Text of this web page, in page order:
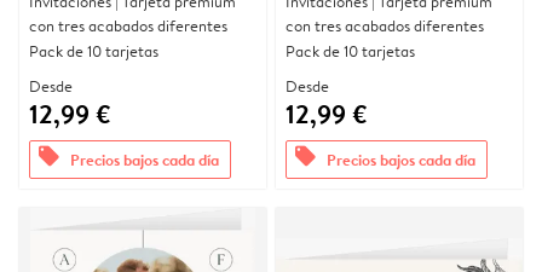
con tres acabados diferentes
Pack de 10 tarjetas
Desde
12,99 €
offers Precios bajos cada día
con tres acabados diferentes
Pack de 10 tarjetas
Desde
12,99 €
offers Precios bajos cada día